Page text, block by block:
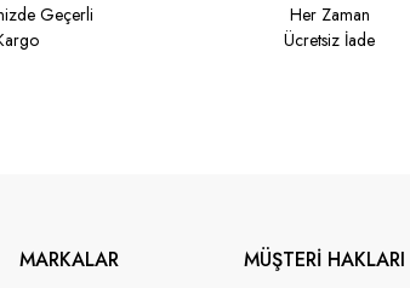
Geçerli
Her Zaman
Ücretsiz İade
MARKALAR MÜŞTERİ HAKLARI